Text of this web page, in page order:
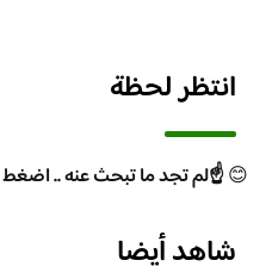
انتظر لحظة
😊☝️لم تجد ما تبحث عنه .. اضغط
شاهد أيضا